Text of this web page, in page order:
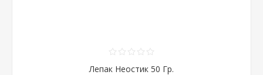
Лепак Неостик 50 Гр.